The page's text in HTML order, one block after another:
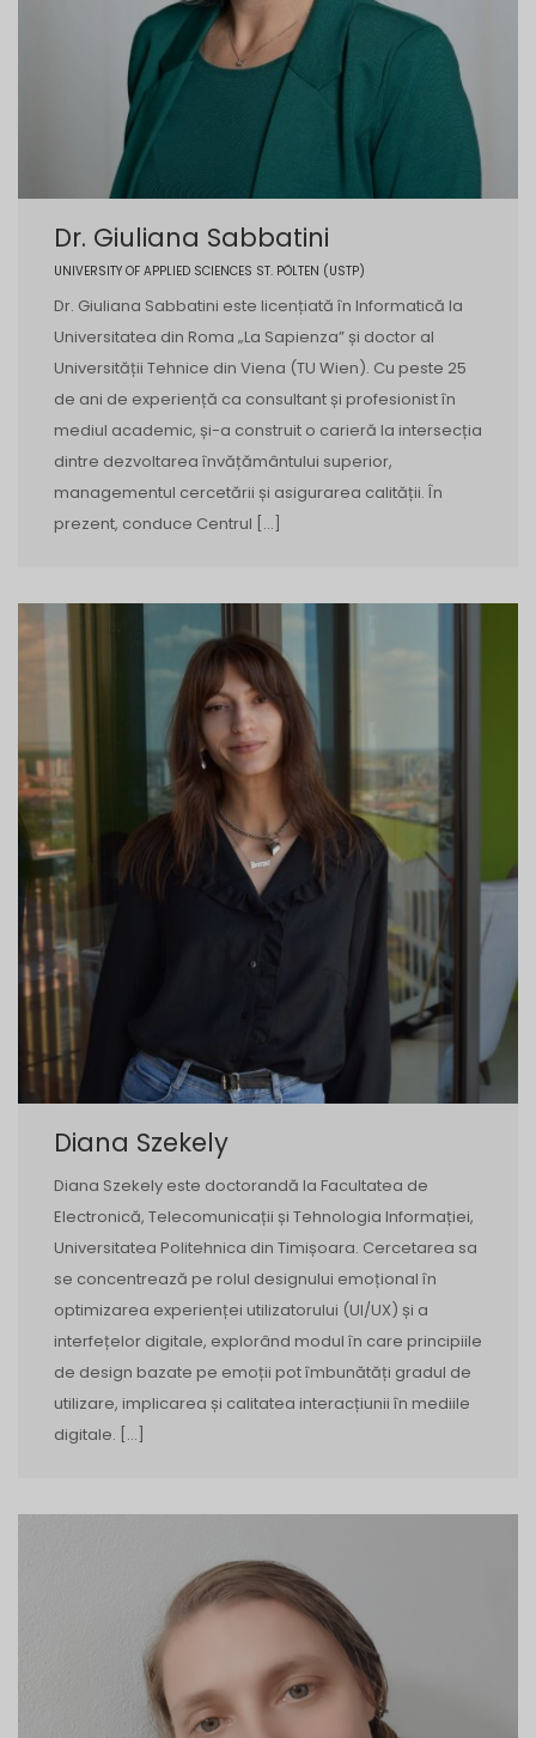
Dr. Giuliana Sabbatini
UNIVERSITY OF APPLIED SCIENCES ST. PÖLTEN (USTP)
Dr. Giuliana Sabbatini este licențiată în Informatică la
Universitatea din Roma „La Sapienza” și doctor al
Universității Tehnice din Viena (TU Wien). Cu peste 25
de ani de experiență ca consultant și profesionist în
mediul academic, și-a construit o carieră la intersecția
dintre dezvoltarea învățământului superior,
managementul cercetării și asigurarea calității. În
prezent, conduce Centrul […]
Diana Szekely
Diana Szekely este doctorandă la Facultatea de
Electronică, Telecomunicații și Tehnologia Informației,
Universitatea Politehnica din Timișoara. Cercetarea sa
se concentrează pe rolul designului emoțional în
optimizarea experienței utilizatorului (UI/UX) și a
interfețelor digitale, explorând modul în care principiile
de design bazate pe emoții pot îmbunătăți gradul de
utilizare, implicarea și calitatea interacțiunii în mediile
digitale. […]